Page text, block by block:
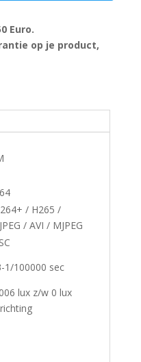
Euro.
op je product,
/ H265 /
/ AVI / MJPEG
1/100000 sec
lux z/w 0 lux